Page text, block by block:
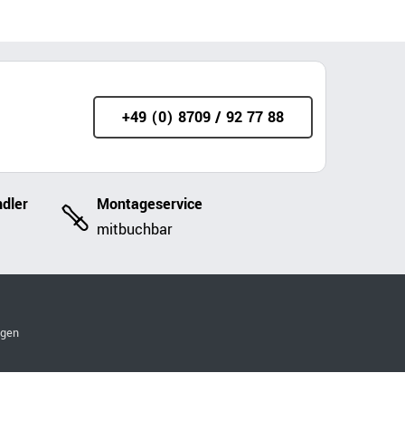
+49 (0) 8709 / 92 77 88
Montageservice
mitbuchbar